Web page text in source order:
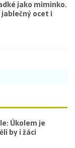
jako miminko.
ocet i
Úkolem je
by i žáci